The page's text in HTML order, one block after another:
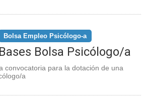
Bolsa Empleo Psicólogo-a
Bases Bolsa Psicólogo/a
convocatoria para la dotación de una
a